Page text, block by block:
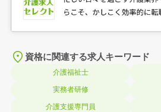
資格に関連する求人キーワード
介護福祉士
実務者研修
介護支援専門員